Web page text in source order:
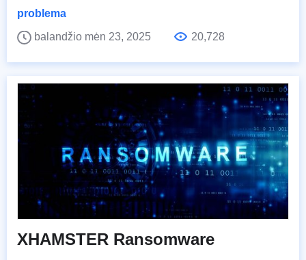
problema
balandžio mėn 23, 2025
20,728
XHAMSTER Ransomware